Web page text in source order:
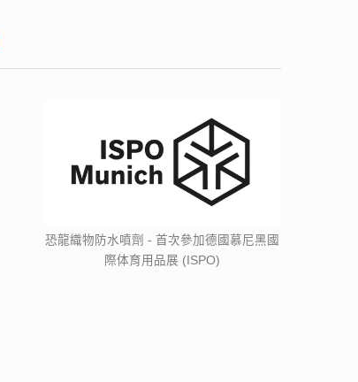
恐龍織物防水噴劑 - 首次參加德國慕尼黑國
際体育用品展 (ISPO)